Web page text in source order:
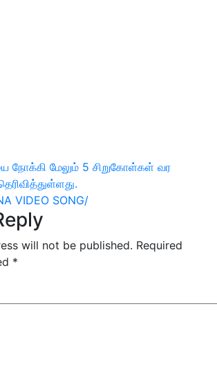
நோக்கி மேலும் 5 சிறுகோள்கள் வர
VIDEO SONG/
will not be published. Required
*